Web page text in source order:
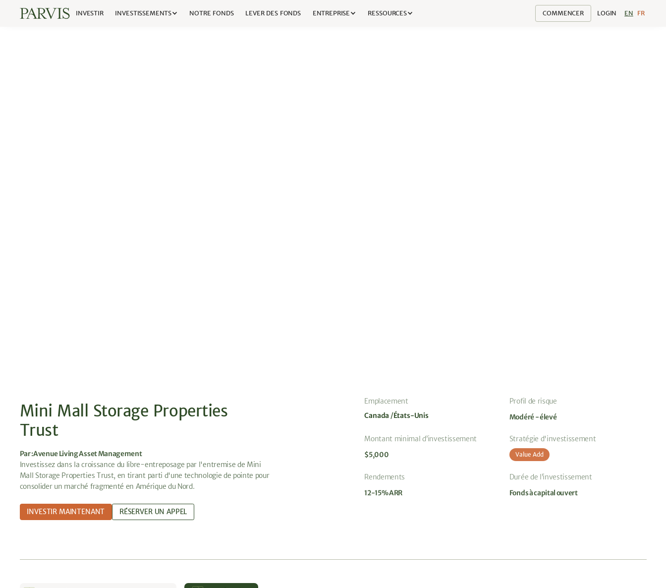
INVESTIR INVESTISSEMENTS NOTRE FONDS LEVER DES FONDS ENTREPRISE RESSOURCES COMMENCER LOGIN EN FR
Mini Mall Storage Properties
Trust
Par :Avenue Living Asset Management
Investissez dans la croissance du libre-entreposage par l'entremise de Mini
Mall Storage Properties Trust, en tirant parti d'une technologie de pointe pour
consolider un marché fragmenté en Amérique du Nord.
INVESTIR MAINTENANT RÉSERVER UN APPEL
Emplacement
Canada États-Unis
Profil de risque
Modéré - élevé
Montant minimal d’investissement
$5,000
Stratégie d'investissement
Value Add
Rendements
12-15% ARR
Durée de l’investissement
Fonds à capital ouvert